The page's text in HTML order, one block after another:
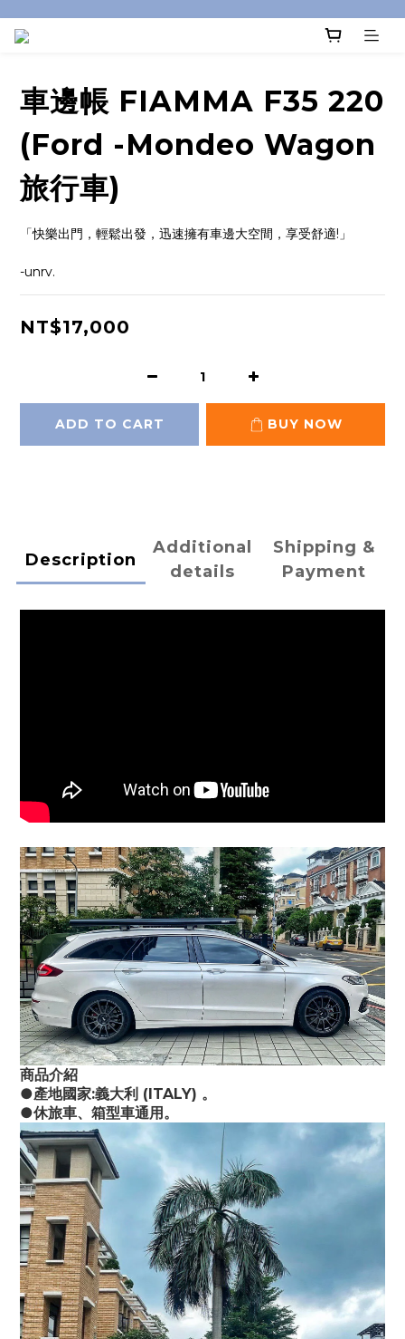
車邊帳 FIAMMA F35 220
(Ford -Mondeo Wagon
旅行車)
「快樂出門，輕鬆出發，迅速擁有車邊大空間，享受舒適!」
-unrv.
NT$17,000
ADD TO CART BUY NOW
Description
Additional
details
Shipping &
Payment
商品介紹
●產地國家:義大利 (ITALY) 。
●休旅車、箱型車通用。